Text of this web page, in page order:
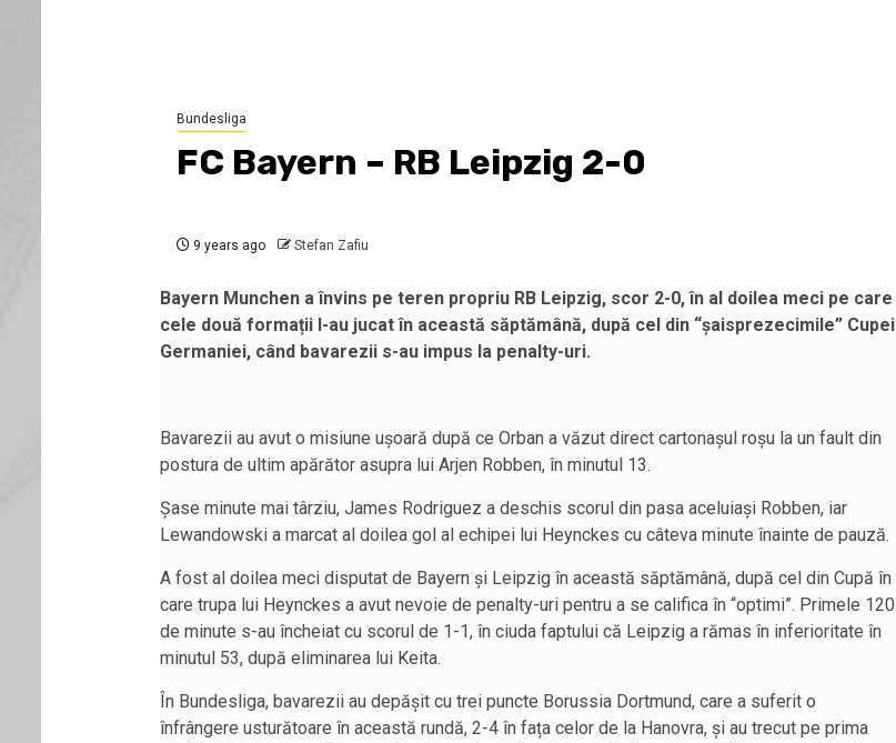
Bundesliga
FC Bayern – RB Leipzig 2-0
9 years ago Stefan Zafiu
Bayern Munchen a învins pe teren propriu RB Leipzig, scor 2-0, în al doilea meci pe care
cele două formații l-au jucat în această săptămână, după cel din “șaisprezecimile” Cupei
Germaniei, când bavarezii s-au impus la penalty-uri.
Bavarezii au avut o misiune ușoară după ce Orban a văzut direct cartonașul roșu la un fault din
postura de ultim apărător asupra lui Arjen Robben, în minutul 13.
Șase minute mai târziu, James Rodriguez a deschis scorul din pasa aceluiași Robben, iar
Lewandowski a marcat al doilea gol al echipei lui Heynckes cu câteva minute înainte de pauză.
A fost al doilea meci disputat de Bayern și Leipzig în această săptămână, după cel din Cupă în
care trupa lui Heynckes a avut nevoie de penalty-uri pentru a se califica în “optimi”. Primele 120
de minute s-au încheiat cu scorul de 1-1, în ciuda faptului că Leipzig a rămas în inferioritate în
minutul 53, după eliminarea lui Keita.
În Bundesliga, bavarezii au depășit cu trei puncte Borussia Dortmund, care a suferit o
înfrângere usturătoare în această rundă, 2-4 în fața celor de la Hanovra, și au trecut pe prima